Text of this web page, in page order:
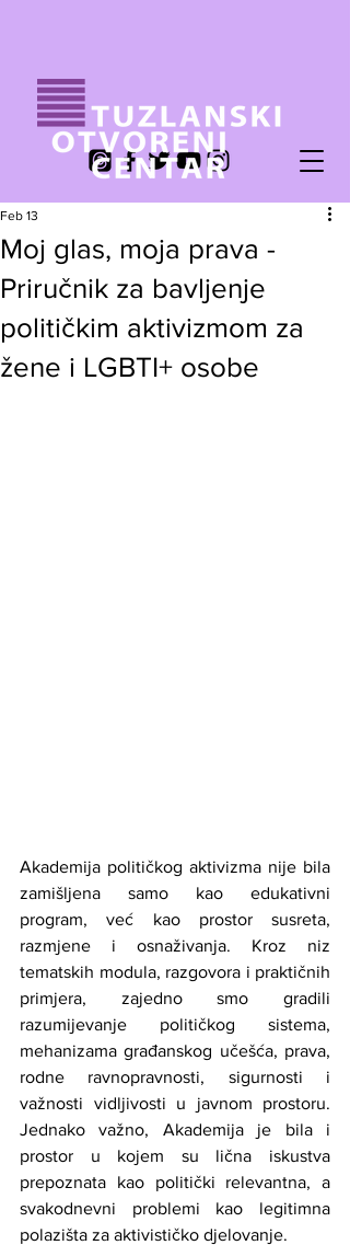
Moj glas, moja prava -
Priručnik za bavljenje
političkim aktivizmom za
žene i LGBTI+ osobe
Feb 13
Akademija političkog aktivizma nije bila
zamišljena samo kao edukativni
program, već kao prostor susreta,
razmjene i osnaživanja. Kroz niz
tematskih modula, razgovora i praktičnih
primjera, zajedno smo gradili
razumijevanje političkog sistema,
mehanizama građanskog učešća, prava,
rodne ravnopravnosti, sigurnosti i
važnosti vidljivosti u javnom prostoru.
Jednako važno, Akademija je bila i
prostor u kojem su lična iskustva
prepoznata kao politički relevantna, a
svakodnevni problemi kao legitimna
polazišta za aktivističko djelovanje.